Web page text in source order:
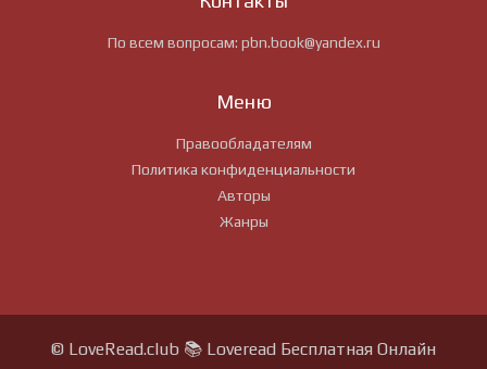
По всем вопросам: pbn.book@yandex.ru
Меню
Правообладателям
Политика конфиденциальности
Авторы
Жанры
© LoveRead.club 📚 Loveread Бесплатная Онлайн